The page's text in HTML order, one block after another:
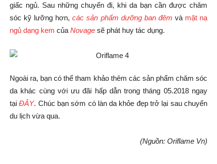
giấc ngủ. Sau những chuyến đi, khi da bạn cần được chăm
sóc kỹ lưỡng hơn,các sản phẩm dưỡng ban đêm và mặt nạ
ngủ dạng kem của Novage sẽ phát huy tác dụng.
Ngoài ra, bạn có thể tham khảo thêm các sản phẩm chăm sóc
da khác cùng với ưu đãi hấp dẫn trong tháng 05.2018 ngay
tạiĐÂY. Chúc bạn sớm có làn da khỏe đẹp trở lại sau chuyến
du lịch vừa qua.
(Nguồn: Oriflame Vn)